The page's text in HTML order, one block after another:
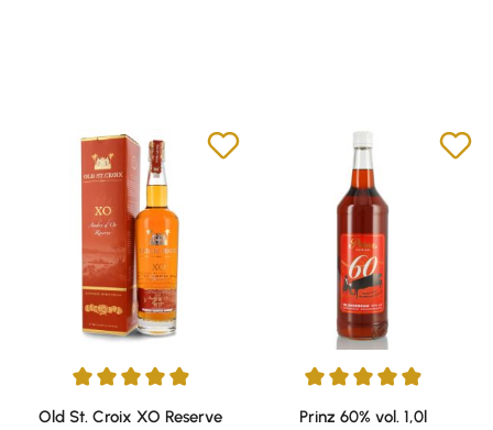
Durchschnittliche Bewertung von 4.88 von 5 Sternen
Old St. Croix XO Reserve
Durchschnittliche Bewertung
Prinz 60% vol. 1,0l